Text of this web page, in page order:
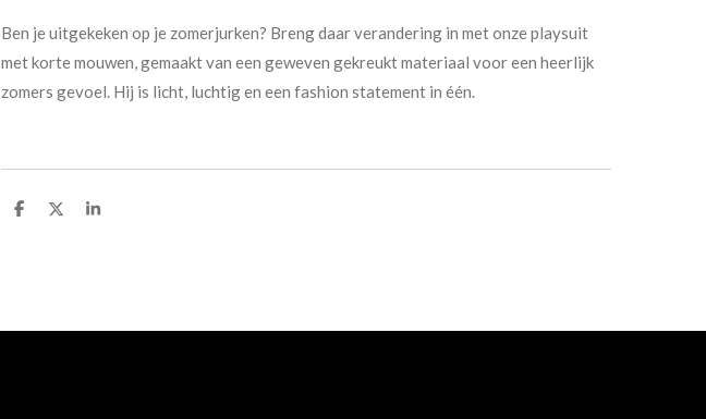
Ben je uitgekeken op je zomerjurken? Breng daar verandering in met onze playsuit
met korte mouwen, gemaakt van een geweven gekreukt materiaal voor een heerlijk
zomers gevoel. Hij is licht, luchtig en een fashion statement in één.
D
D
S